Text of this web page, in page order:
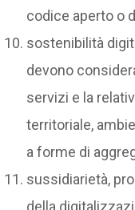
codice aperto o
sostenibilità
devono
servizi e la
territoriale,
a forme di
sussidiarietà,
della